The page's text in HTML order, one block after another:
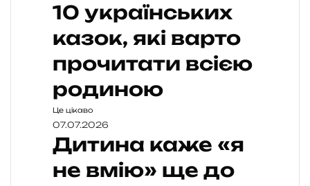
10 українських
казок, які варто
прочитати всією
родиною
Це цікаво
07.07.2026
Дитина каже «я
не вмію» ще до